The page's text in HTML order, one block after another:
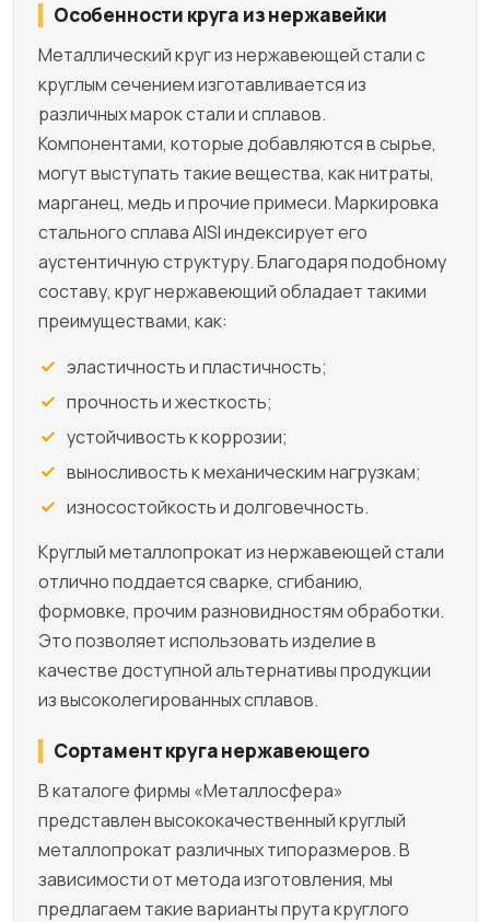
Особенности круга из нержавейки
Металлический круг из нержавеющей стали с
круглым сечением изготавливается из
различных марок стали и сплавов.
Компонентами, которые добавляются в сырье,
могут выступать такие вещества, как нитраты,
марганец, медь и прочие примеси. Маркировка
стального сплава AISI индексирует его
аустентичную структуру. Благодаря подобному
составу, круг нержавеющий обладает такими
преимуществами, как:
эластичность и пластичность;
прочность и жесткость;
устойчивость к коррозии;
выносливость к механическим нагрузкам;
износостойкость и долговечность.
Круглый металлопрокат из нержавеющей стали
отлично поддается сварке, сгибанию,
формовке, прочим разновидностям обработки.
Это позволяет использовать изделие в
качестве доступной альтернативы продукции
из высоколегированных сплавов.
Сортамент круга нержавеющего
В каталоге фирмы «Металлосфера»
представлен высококачественный круглый
металлопрокат различных типоразмеров. В
зависимости от метода изготовления, мы
предлагаем такие варианты прута круглого